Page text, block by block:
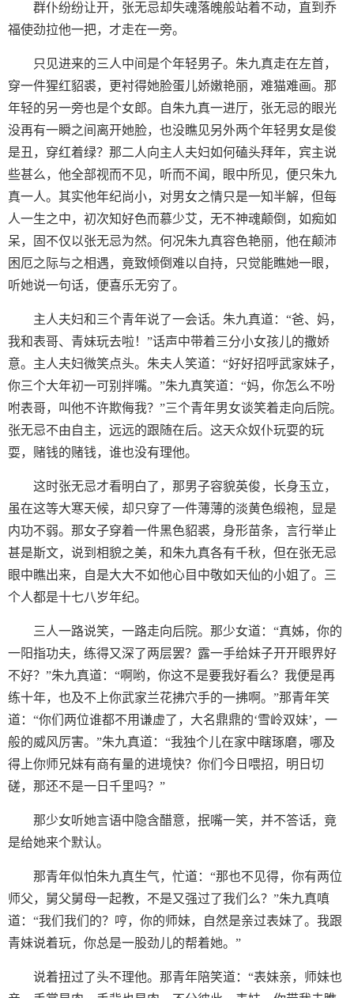
群仆纷纷让开，张无忌却失魂落魄般站着不动，直到乔
福使劲拉他一把，才走在一旁。
只见进来的三人中间是个年轻男子。朱九真走在左首，
穿一件猩红貂裘，更衬得她脸蛋儿娇嫩艳丽，难猫难画。那
年轻的另一旁也是个女郎。自朱九真一进厅，张无忌的眼光
没再有一瞬之间离开她脸，也没瞧见另外两个年轻男女是俊
是丑，穿红着绿？那二人向主人夫妇如何磕头拜年，宾主说
些甚么，他全部视而不见，听而不闻，眼中所见，便只朱九
真一人。其实他年纪尚小，对男女之情只是一知半解，但每
人一生之中，初次知好色而慕少艾，无不神魂颠倒，如痴如
呆，固不仅以张无忌为然。何况朱九真容色艳丽，他在颠沛
困厄之际与之相遇，竟致倾倒难以自持，只觉能瞧她一眼，
听她说一句话，便喜乐无穷了。
主人夫妇和三个青年说了一会话。朱九真道：“爸、妈，
我和表哥、青妹玩去啦！”话声中带着三分小女孩儿的撒娇
意。主人夫妇微笑点头。朱夫人笑道：“好好招呼武家妹子，
你三个大年初一可别拌嘴。”朱九真笑道：“妈，你怎么不吩
咐表哥，叫他不许欺侮我？”三个青年男女谈笑着走向后院。
张无忌不由自主，远远的跟随在后。这天众奴仆玩耍的玩
耍，赌钱的赌钱，谁也没有理他。
这时张无忌才看明白了，那男子容貌英俊，长身玉立，
虽在这等大寒天候，却只穿了一件薄薄的淡黄色缎袍，显是
内功不弱。那女子穿着一件黑色貂裘，身形苗条，言行举止
甚是斯文，说到相貌之美，和朱九真各有千秋，但在张无忌
眼中瞧出来，自是大大不如他心目中敬如天仙的小姐了。三
个人都是十七八岁年纪。
三人一路说笑，一路走向后院。那少女道：“真姊，你的
一阳指功夫，练得又深了两层罢？露一手给妹子开开眼界好
不好？”朱九真道：“啊哟，你这不是要我好看么？我便是再
练十年，也及不上你武家兰花拂穴手的一拂啊。”那青年笑
道：“你们两位谁都不用谦虚了，大名鼎鼎的‘雪岭双妹’，一
般的威风厉害。”朱九真道：“我独个儿在家中瞎琢磨，哪及
得上你师兄妹有商有量的进境快？你们今日喂招，明日切
磋，那还不是一日千里吗？”
那少女听她言语中隐含醋意，抿嘴一笑，并不答话，竟
是给她来个默认。
那青年似怕朱九真生气，忙道：“那也不见得，你有两位
师父，舅父舅母一起教，不是又强过了我们么？”朱九真嗔
道：“我们我们的？哼，你的师妹，自然是亲过表妹了。我跟
青妹说着玩，你总是一股劲儿的帮着她。”
说着扭过了头不理他。那青年陪笑道：“表妹亲，师妹也